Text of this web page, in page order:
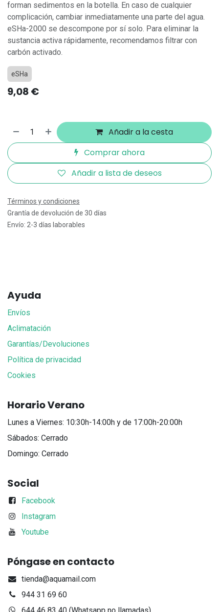
forman sedimentos en la botella. En caso de cualquier
complicación, cambiar inmediatamente una parte del agua.
eSHa-2000 se descompone por sí solo. Para eliminar la
sustancia activa rápidamente, recomendamos filtrar con
carbón activado.
eSHa
9,08 €
Añadir a la cesta
Comprar ahora
Añadir a lista de deseos
Términos y condiciones
Grantía de devolución de 30 días
Envío: 2-3 días laborables
Ayuda
Envíos
Aclimatación
Garantías/Devoluciones
Política de privacidad
Cookies
Horario Verano
Lunes a Viernes: 10:30h-14:00h y de 17:00h-20:00h
Sábados: Cerrado
Domingo: Cerrado
Social
Facebook
Instagram
Youtube
Póngase en contacto
tienda@aquamail.com
944 31 69 60